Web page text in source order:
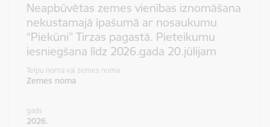
Neapbūvētas zemes vienības iznomāšana
nekustamajā īpašumā ar nosaukumu
“Piekūni” Tirzas pagastā. Pieteikumu
iesniegšana līdz 2026.gada 20.jūlijam
Telpu noma vai zemes noma
Zemes noma
gads
2026.